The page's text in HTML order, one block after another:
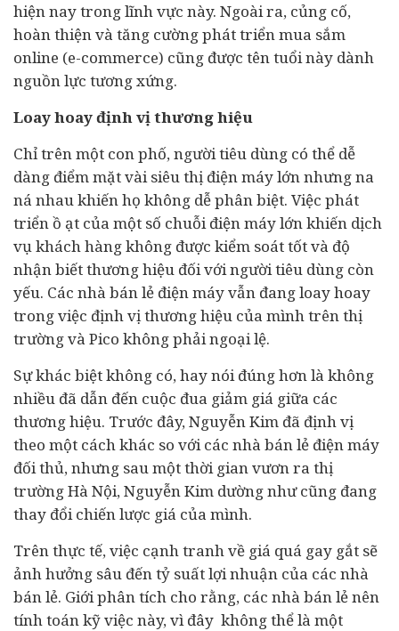
hiện nay trong lĩnh vực này. Ngoài ra, củng cố,
hoàn thiện và tăng cường phát triển mua sắm
online (e-commerce) cũng được tên tuổi này dành
nguồn lực tương xứng.
Loay hoay định vị thương hiệu
Chỉ trên một con phố, người tiêu dùng có thể dễ
dàng điểm mặt vài siêu thị điện máy lớn nhưng na
ná nhau khiến họ không dễ phân biệt. Việc phát
triển ồ ạt của một số chuỗi điện máy lớn khiến dịch
vụ khách hàng không được kiểm soát tốt và độ
nhận biết thương hiệu đối với người tiêu dùng còn
yếu. Các nhà bán lẻ điện máy vẫn đang loay hoay
trong việc định vị thương hiệu của mình trên thị
trường và Pico không phải ngoại lệ.
Sự khác biệt không có, hay nói đúng hơn là không
nhiều đã dẫn đến cuộc đua giảm giá giữa các
thương hiệu. Trước đây, Nguyễn Kim đã định vị
theo một cách khác so với các nhà bán lẻ điện máy
đối thủ, nhưng sau một thời gian vươn ra thị
trường Hà Nội, Nguyễn Kim dường như cũng đang
thay đổi chiến lược giá của mình.
Trên thực tế, việc cạnh tranh về giá quá gay gắt sẽ
ảnh hưởng sâu đến tỷ suất lợi nhuận của các nhà
bán lẻ. Giới phân tích cho rằng, các nhà bán lẻ nên
tính toán kỹ việc này, vì đây không thể là một